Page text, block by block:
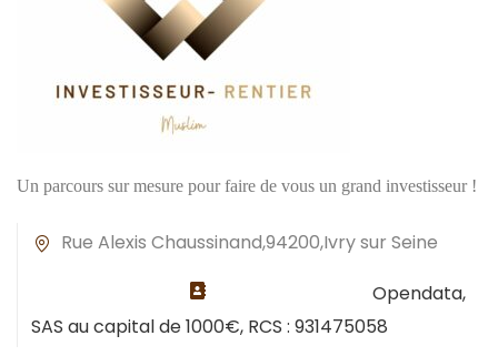
Un parcours sur mesure pour faire de vous un grand investisseur !
Rue Alexis Chaussinand,94200,Ivry sur Seine
Opendata,
SAS au capital de 1000€, RCS : 931475058